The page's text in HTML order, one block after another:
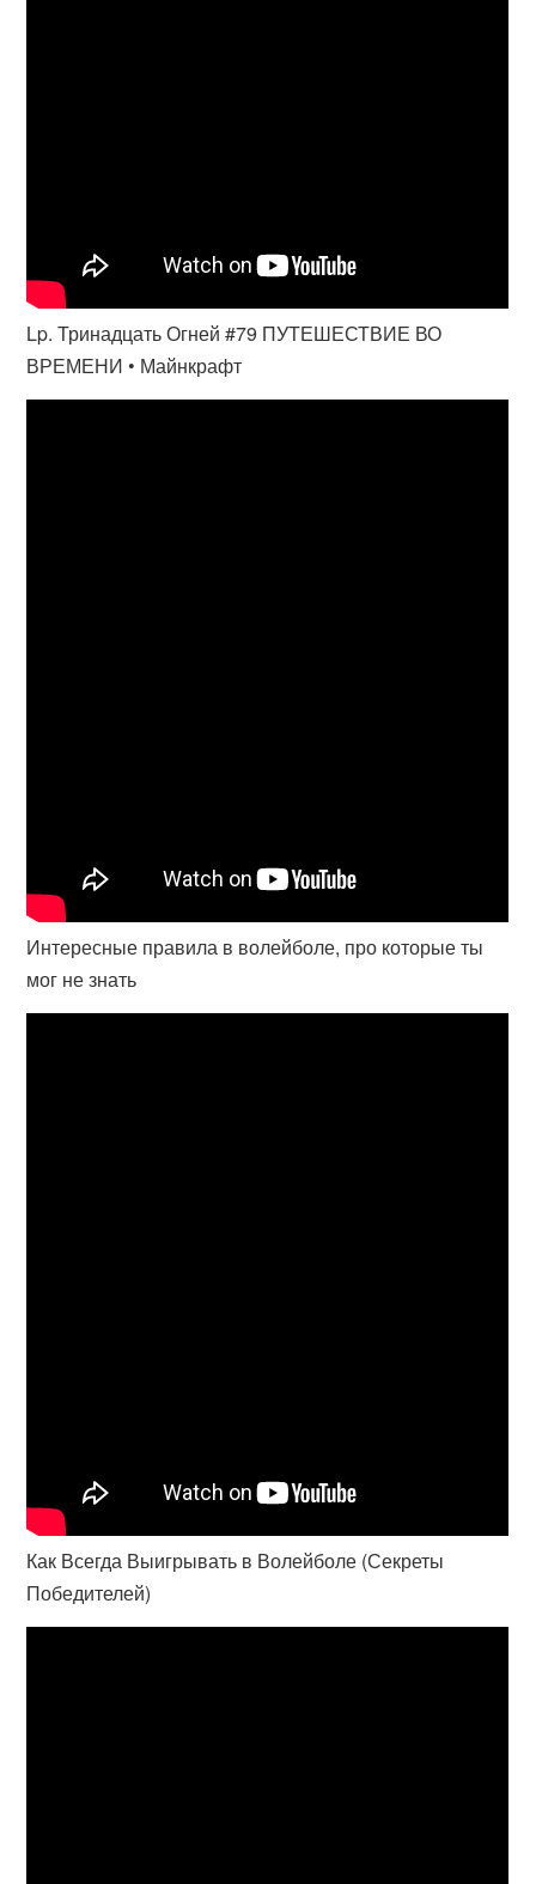
Lp. Тринадцать Огней #79 ПУТЕШЕСТВИЕ ВО
ВРЕМЕНИ • Майнкрафт
Интересные правила в волейболе, про которые ты
мог не знать
Как Всегда Выигрывать в Волейболе (Секреты
Победителей)